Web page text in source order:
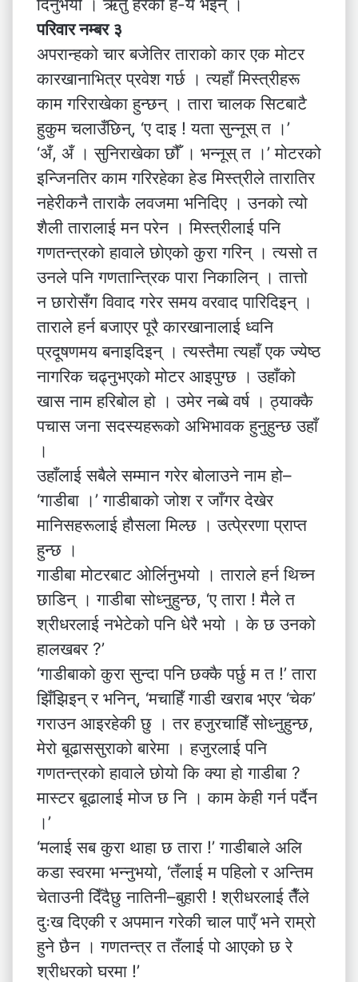
दिनुभयो । ऋतु हेरेको हे-यै भइन् ।
परिवार नम्बर ३
अपरान्हको चार बजेतिर ताराको कार एक मोटर
कारखानाभित्र प्रवेश गर्छ । त्यहाँ मिस्त्रीहरू
काम गरिराखेका हुन्छन् । तारा चालक सिटबाटै
हुकुम चलाउँछिन्, ‘ए दाइ ! यता सुन्नूस् त ।’
‘अँ, अँ । सुनिराखेका छौँ । भन्नूस् त ।’ मोटरको
इन्जिनतिर काम गरिरहेका हेड मिस्त्रीले तारातिर
नहेरीकनै ताराकै लवजमा भनिदिए । उनको त्यो
शैली तारालाई मन परेन । मिस्त्रीलाई पनि
गणतन्त्रको हावाले छोएको कुरा गरिन् । त्यसो त
उनले पनि गणतान्त्रिक पारा निकालिन् । तात्तो
न छारोसँग विवाद गरेर समय वरवाद पारिदिइन् ।
ताराले हर्न बजाएर पूरै कारखानालाई ध्वनि
प्रदूषणमय बनाइदिइन् । त्यस्तैमा त्यहाँ एक ज्येष्ठ
नागरिक चढ्नुभएको मोटर आइपुग्छ । उहाँको
खास नाम हरिबोल हो । उमेर नब्बे वर्ष । ठ्याक्कै
पचास जना सदस्यहरूको अभिभावक हुनुहुन्छ उहाँ
।
उहाँलाई सबैले सम्मान गरेर बोलाउने नाम हो–
‘गाडीबा ।’ गाडीबाको जोश र जाँगर देखेर
मानिसहरूलाई हौसला मिल्छ । उत्पे्ररणा प्राप्त
हुन्छ ।
गाडीबा मोटरबाट ओर्लिनुभयो । ताराले हर्न थिच्न
छाडिन् । गाडीबा सोध्नुहुन्छ, ‘ए तारा ! मैले त
श्रीधरलाई नभेटेको पनि धेरै भयो । के छ उनको
हालखबर ?’
‘गाडीबाको कुरा सुन्दा पनि छक्कै पर्छु म त !’ तारा
झिँझिइन् र भनिन्, ‘मचाहिँ गाडी खराब भएर ‘चेक’
गराउन आइरहेकी छु । तर हजुरचाहिँ सोध्नुहुन्छ,
मेरो बूढाससुराको बारेमा । हजुरलाई पनि
गणतन्त्रको हावाले छोयो कि क्या हो गाडीबा ?
मास्टर बूढालाई मोज छ नि । काम केही गर्न पर्दैन
।’
‘मलाई सब कुरा थाहा छ तारा !’ गाडीबाले अलि
कडा स्वरमा भन्नुभयो, ‘तँलाई म पहिलो र अन्तिम
चेताउनी दिँदैछु नातिनी–बुहारी ! श्रीधरलाई तैँले
दुःख दिएकी र अपमान गरेकी चाल पाएँ भने राम्रो
हुने छैन । गणतन्त्र त तँलाई पो आएको छ रे
श्रीधरको घरमा !’